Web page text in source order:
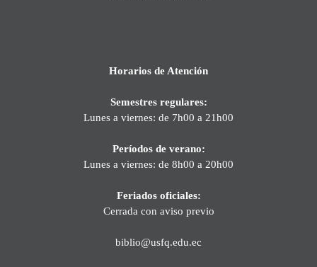
Horarios de Atención
Semestres regulares:
Lunes a viernes: de 7h00 a 21h00
Períodos de verano:
Lunes a viernes: de 8h00 a 20h00
Feriados oficiales:
Cerrada con aviso previo
biblio@usfq.edu.ec